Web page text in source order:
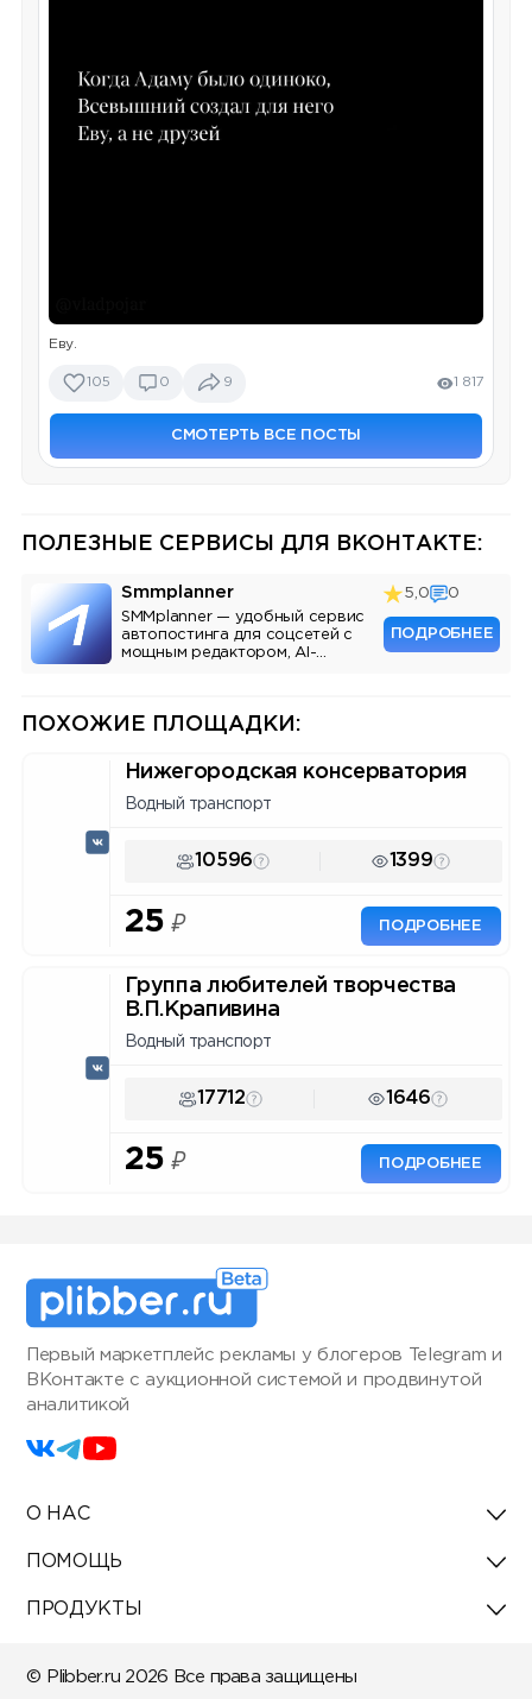
Еву.
105 0 9 1 817
СМОТЕРТЬ ВСЕ ПОСТЫ
ПОЛЕЗНЫЕ СЕРВИСЫ ДЛЯ ВКОНТАКТЕ:
Smmplanner
SMMplanner — удобный сервис
автопостинга для соцсетей с
мощным редактором, AI-
5,0 0
ПОДРОБНЕЕ
ПОХОЖИЕ ПЛОЩАДКИ:
Нижегородская консерватория
Водный транспорт
10596 1399
25 ₽ ПОДРОБНЕЕ
Группа любителей творчества
В.П.Крапивина
Водный транспорт
17712 1646
25 ₽ ПОДРОБНЕЕ
Первый маркетплейс рекламы у блогеров Telegram и
ВКонтакте с аукционной системой и продвинутой
аналитикой
О НАС
ПОМОЩЬ
ПРОДУКТЫ
© Plibber.ru 2026 Все права защищены